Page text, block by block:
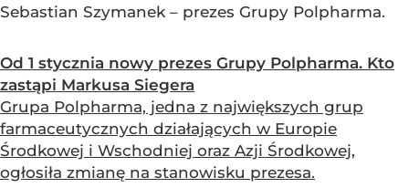
Sebastian Szymanek – prezes Grupy Polpharma.
Od 1 stycznia nowy prezes Grupy Polpharma. Kto
zastąpi Markusa Siegera
Grupa Polpharma, jedna z największych grup
farmaceutycznych działających w Europie
Środkowej i Wschodniej oraz Azji Środkowej,
ogłosiła zmianę na stanowisku prezesa.